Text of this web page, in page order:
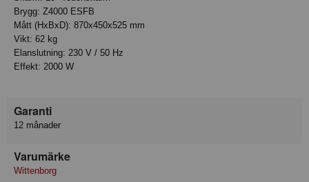
Brygg: Z4000 ESFB
Mått (HxBxD): 870x450x525 mm
Vikt: 62 kg
Elanslutning: 230 V / 50 Hz
Effekt: 2000 W
Garanti
12 månader
Varumärke
Wittenborg